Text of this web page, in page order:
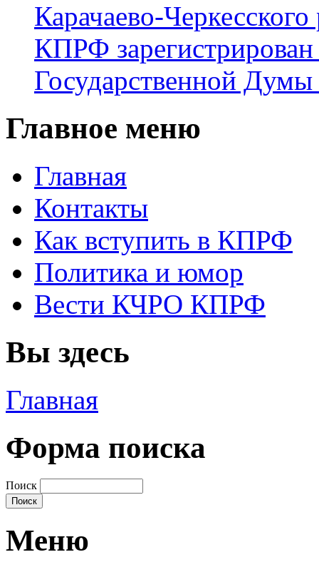
Карачаево-
КПРФ
Государственной
Главное меню
Главная
Контакты
Как вступить в КПРФ
Политика и юмор
Вести КЧРО КПРФ
Вы здесь
Главная
Форма поиска
Поиск
Меню